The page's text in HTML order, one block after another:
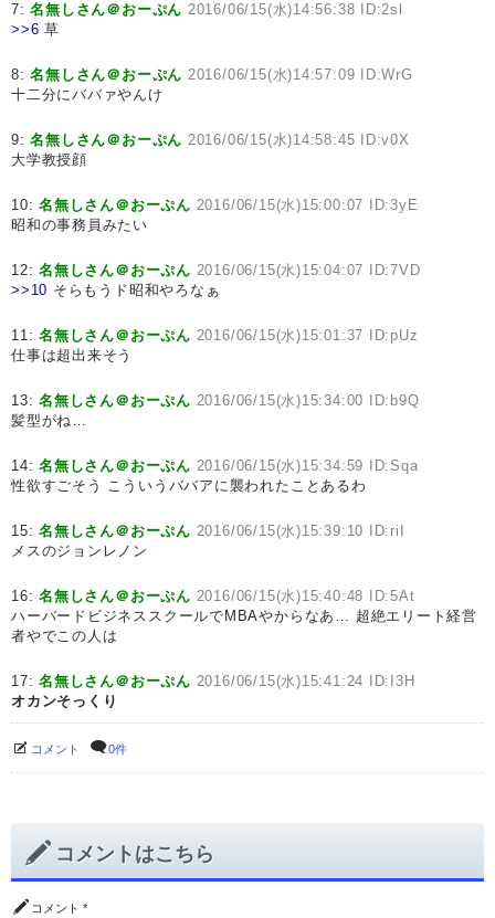
7:名無しさん＠おーぷん 2016/06/15(水)14:56:38 ID:2sl
>>6 草
8:名無しさん＠おーぷん 2016/06/15(水)14:57:09 ID:WrG
十二分にババァやんけ
9:名無しさん＠おーぷん 2016/06/15(水)14:58:45 ID:v0X
大学教授顔
10:名無しさん＠おーぷん 2016/06/15(水)15:00:07 ID:3yE
昭和の事務員みたい
12:名無しさん＠おーぷん 2016/06/15(水)15:04:07 ID:7VD
>>10 そらもうド昭和やろなぁ
11:名無しさん＠おーぷん 2016/06/15(水)15:01:37 ID:pUz
仕事は超出来そう
13:名無しさん＠おーぷん 2016/06/15(水)15:34:00 ID:b9Q
髪型がね…
14:名無しさん＠おーぷん 2016/06/15(水)15:34:59 ID:Sqa
性欲すごそう こういうババアに襲われたことあるわ
15:名無しさん＠おーぷん 2016/06/15(水)15:39:10 ID:riI
メスのジョンレノン
16:名無しさん＠おーぷん 2016/06/15(水)15:40:48 ID:5At
ハーバードビジネススクールでMBAやからなあ… 超絶エリート経営
者やでこの人は
17:名無しさん＠おーぷん 2016/06/15(水)15:41:24 ID:I3H
オカンそっくり
コメント 0件
コメントはこちら
コメント *